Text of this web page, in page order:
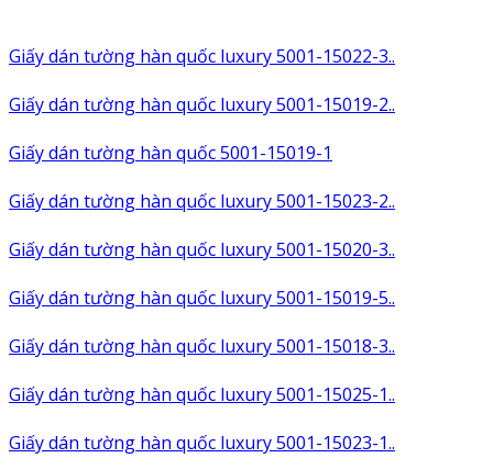
Giấy dán tường hàn quốc luxury 5001-15022-3..
Giấy dán tường hàn quốc luxury 5001-15019-2..
Giấy dán tường hàn quốc 5001-15019-1
Giấy dán tường hàn quốc luxury 5001-15023-2..
Giấy dán tường hàn quốc luxury 5001-15020-3..
Giấy dán tường hàn quốc luxury 5001-15019-5..
Giấy dán tường hàn quốc luxury 5001-15018-3..
Giấy dán tường hàn quốc luxury 5001-15025-1..
Giấy dán tường hàn quốc luxury 5001-15023-1..